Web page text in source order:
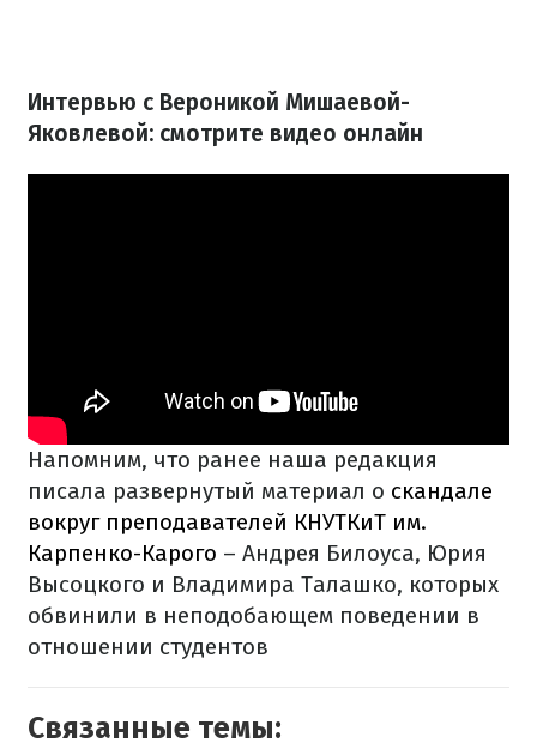
Интервью с Вероникой Мишаевой-
Яковлевой: смотрите видео онлайн
Напомним, что ранее наша редакция
писала развернутый материал о скандале
вокруг преподавателей КНУТКиТ им.
Карпенко-Карого – Андрея Билоуса, Юрия
Высоцкого и Владимира Талашко, которых
обвинили в неподобающем поведении в
отношении студентов
Связанные темы: